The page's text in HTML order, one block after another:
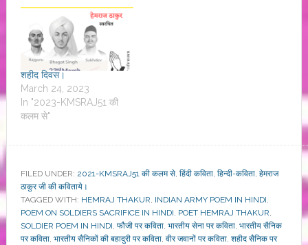
शहीद दिवस।
March 24, 2023
In "2023-KMSRAJ51 की
कलम से"
FILED UNDER: 2021-KMSRAJ51 की कलम से, हिंदी कविता, हिन्दी-कविता, हेमराज
ठाकुर जी की कविताये।
TAGGED WITH: HEMRAJ THAKUR, INDIAN ARMY POEM IN HINDI,
POEM ON SOLDIERS SACRIFICE IN HINDI, POET HEMRAJ THAKUR,
SOLDIER POEM IN HINDI, फौजी पर कविता, भारतीय सेना पर कविता, भारतीय सैनिक
पर कविता, भारतीय सैनिकों की बहादुरी पर कविता, वीर जवानों पर कविता, शहीद सैनिक पर